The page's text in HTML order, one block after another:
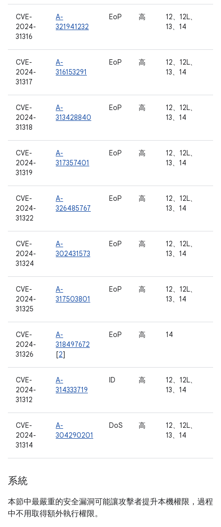
CVE-
2024-
31316
A-
321941232
EoP 高
12、12L、
13、14
CVE-
2024-
31317
A-
316153291
EoP 高
12、12L、
13、14
CVE-
2024-
31318
A-
313428840
EoP 高
12、12L、
13、14
CVE-
2024-
31319
A-
317357401
EoP 高
12、12L、
13、14
CVE-
2024-
31322
A-
326485767
EoP 高
12、12L、
13、14
CVE-
2024-
31324
A-
302431573
EoP 高
12、12L、
13、14
CVE-
2024-
31325
A-
317503801
EoP 高
12、12L、
13、14
CVE-
2024-
31326
A-
318497672
[2]
EoP 高 14
CVE-
2024-
31312
A-
314333719
ID 高
12、12L、
13、14
CVE-
2024-
31314
A-
304290201
DoS 高
12、12L、
13、14
系統
本節中最嚴重的安全漏洞可能讓攻擊者提升本機權限，過程
中不用取得額外執行權限。